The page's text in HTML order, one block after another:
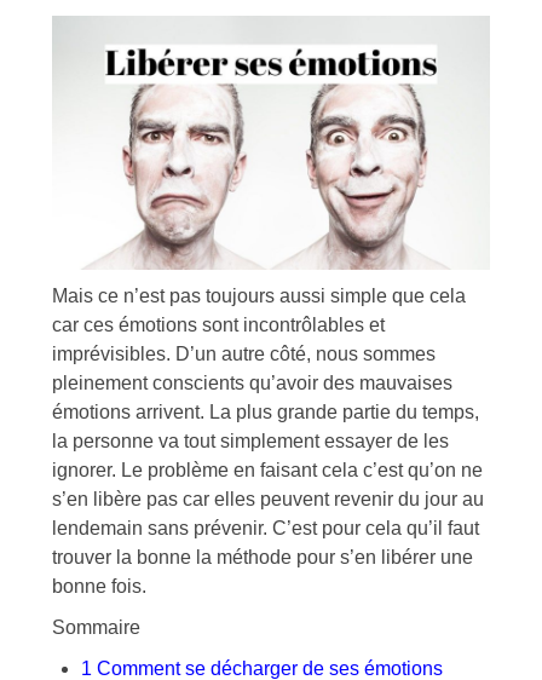
Mais ce n’est pas toujours aussi simple que cela
car ces émotions sont incontrôlables et
imprévisibles. D’un autre côté, nous sommes
pleinement conscients qu’avoir des mauvaises
émotions arrivent. La plus grande partie du temps,
la personne va tout simplement essayer de les
ignorer. Le problème en faisant cela c’est qu’on ne
s’en libère pas car elles peuvent revenir du jour au
lendemain sans prévenir. C’est pour cela qu’il faut
trouver la bonne la méthode pour s’en libérer une
bonne fois.
Sommaire
1 Comment se décharger de ses émotions